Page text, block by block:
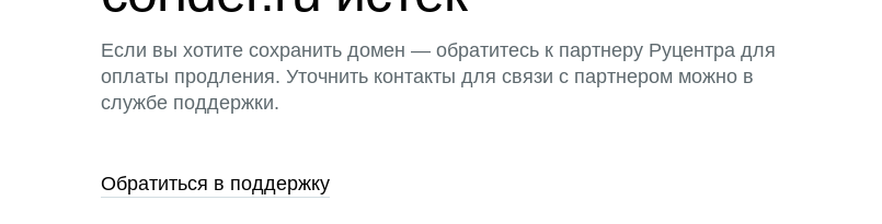
Если вы хотите сохранить домен — обратитесь к партнеру Руцентра для
оплаты продления. Уточнить контакты для связи с партнером можно в
службе поддержки.
Обратиться в поддержку